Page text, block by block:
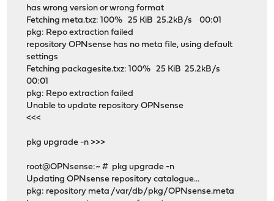
has wrong version or wrong format
Fetching meta.txz: 100% 25 KiB 25.2kB/s 00:01
pkg: Repo extraction failed
repository OPNsense has no meta file, using default
settings
Fetching packagesite.txz: 100% 25 KiB 25.2kB/s
00:01
pkg: Repo extraction failed
Unable to update repository OPNsense
<<<
pkg upgrade -n >>>
root@OPNsense:~ # pkg upgrade -n
Updating OPNsense repository catalogue...
pkg: repository meta /var/db/pkg/OPNsense.meta